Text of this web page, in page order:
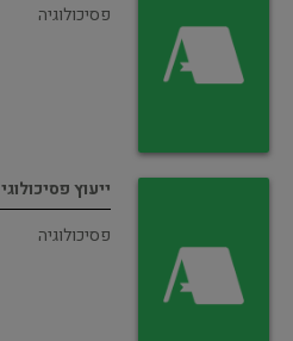
פסיכולוגיה
ייעוץ פסיכולוגי
פסיכולוגיה